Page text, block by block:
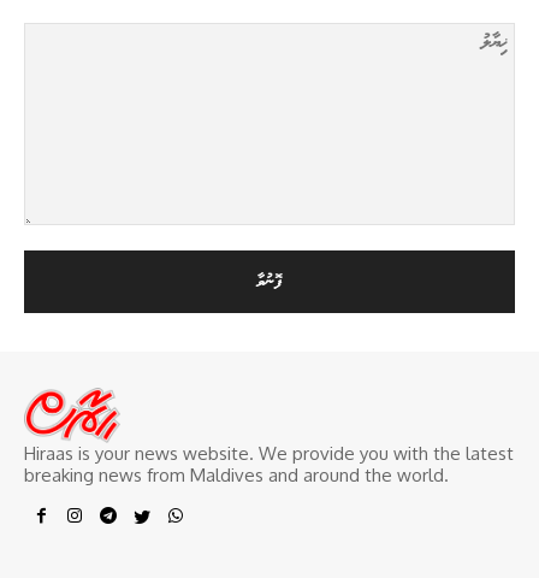
Hiraas is your news website. We provide you with the latest
breaking news from Maldives and around the world.